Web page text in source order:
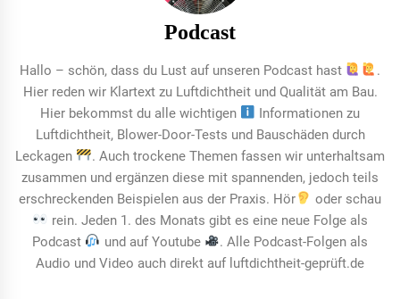
Podcast
Hallo – schön, dass du Lust auf unseren Podcast hast
.
Hier reden wir Klartext zu Luftdichtheit und Qualität am Bau.
Hier bekommst du alle wichtigen
Informationen zu
Luftdichtheit, Blower-Door-Tests und Bauschäden durch
Leckagen
. Auch trockene Themen fassen wir unterhaltsam
zusammen und ergänzen diese mit spannenden, jedoch teils
erschreckenden Beispielen aus der Praxis. Hör
oder schau
rein. Jeden 1. des Monats gibt es eine neue Folge als
Podcast
und auf Youtube
. Alle Podcast-Folgen als
Audio und Video auch direkt auf luftdichtheit-geprüft.de